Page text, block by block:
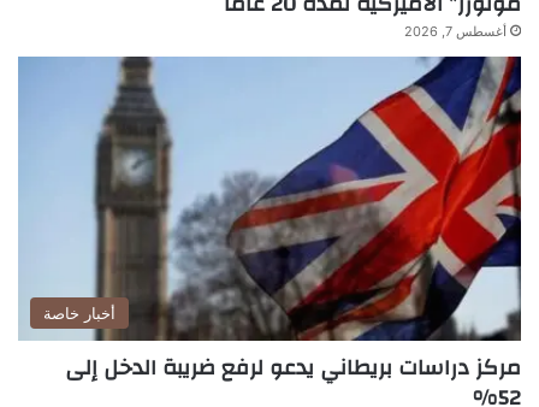
أغسطس 7, 2026
أخبار خاصة
مركز دراسات بريطاني يدعو لرفع ضريبة الدخل إلى
52%